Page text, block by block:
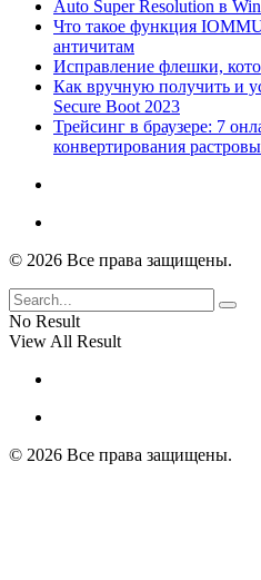
Auto Super Resolution в
Что такое функция
античитам
Исправление флешки,
Как вручную получить и
Secure Boot 2023
Трейсинг в браузере: 7
конвертирования
© 2026 Все права защищены.
No Result
View All Result
© 2026 Все права защищены.